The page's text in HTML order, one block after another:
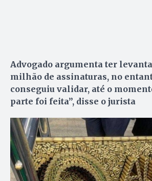
Advogado argumenta ter
milhão de assinaturas, no
conseguiu validar, até o
parte foi feita”, disse o jurista